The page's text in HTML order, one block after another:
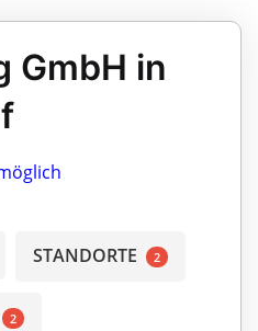
GmbH in
STANDORTE 2
2